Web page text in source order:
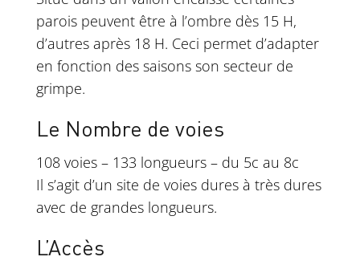
parois peuvent être à l’ombre dès 15 H,
d’autres après 18 H. Ceci permet d’adapter
en fonction des saisons son secteur de
grimpe.
Le Nombre de voies
108 voies – 133 longueurs – du 5c au 8c
Il s’agit d’un site de voies dures à très dures
avec de grandes longueurs.
L’Accès